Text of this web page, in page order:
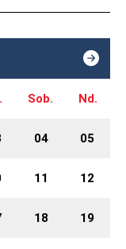
Sob. Nd.
04 05
11 12
18 19